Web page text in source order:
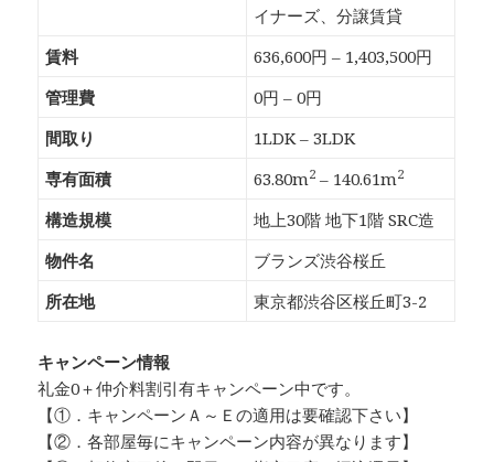
イナーズ、分譲賃貸
賃料
636,600円 – 1,403,500円
管理費
0円 – 0円
間取り
1LDK – 3LDK
専有面積
63.80m2 – 140.61m2
構造規模
地上30階 地下1階 SRC造
物件名
ブランズ渋谷桜丘
所在地
東京都渋谷区桜丘町3-2
キャンペーン情報
礼金0＋仲介料割引有キャンペーン中です。
【①．キャンペーンＡ～Ｅの適用は要確認下さい】
【②．各部屋毎にキャンペーン内容が異なります】